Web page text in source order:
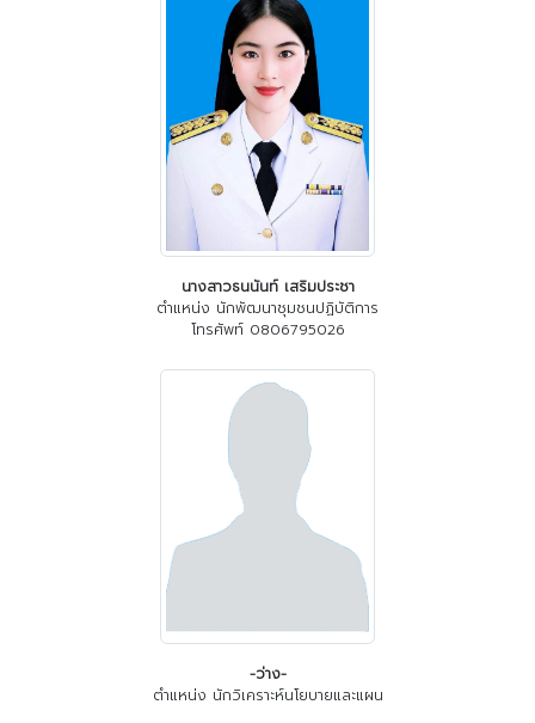
นางสาวธนนันท์ เสริมประชา
ตำแหน่ง นักพัฒนาชุมชนปฏิบัติการ
โทรศัพท์ 0806795026
-ว่าง-
ตำแหน่ง นักวิเคราะห์นโยบายและแผน